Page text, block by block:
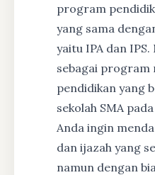
program
yang sama
yaitu IPA dan
sebagai program
pendidikan yang
sekolah SMA
Anda ingin
dan ijazah yang
namun dengan